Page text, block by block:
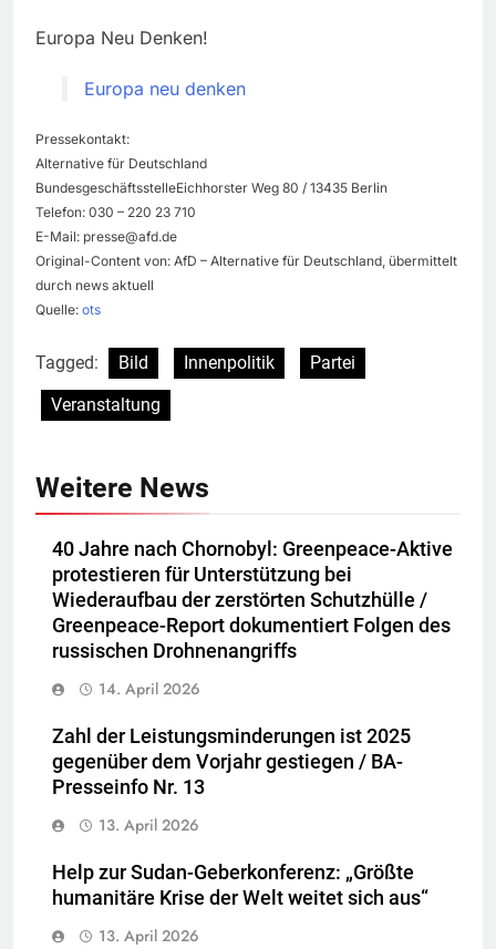
Europa Neu Denken!
Europa neu denken
Pressekontakt:
Alternative für Deutschland
BundesgeschäftsstelleEichhorster Weg 80 / 13435 Berlin
Telefon: 030 – 220 23 710
E-Mail: presse@afd.de
Original-Content von: AfD – Alternative für Deutschland, übermittelt
durch news aktuell
Quelle: ots
Tagged: Bild Innenpolitik
Partei
Veranstaltung
Weitere News
40 Jahre nach Chornobyl: Greenpeace-Aktive
protestieren für Unterstützung bei
Wiederaufbau der zerstörten Schutzhülle /
Greenpeace-Report dokumentiert Folgen des
russischen Drohnenangriffs
14. April 2026
Zahl der Leistungsminderungen ist 2025
gegenüber dem Vorjahr gestiegen / BA-
Presseinfo Nr. 13
13. April 2026
Help zur Sudan-Geberkonferenz: „Größte
humanitäre Krise der Welt weitet sich aus“
13. April 2026